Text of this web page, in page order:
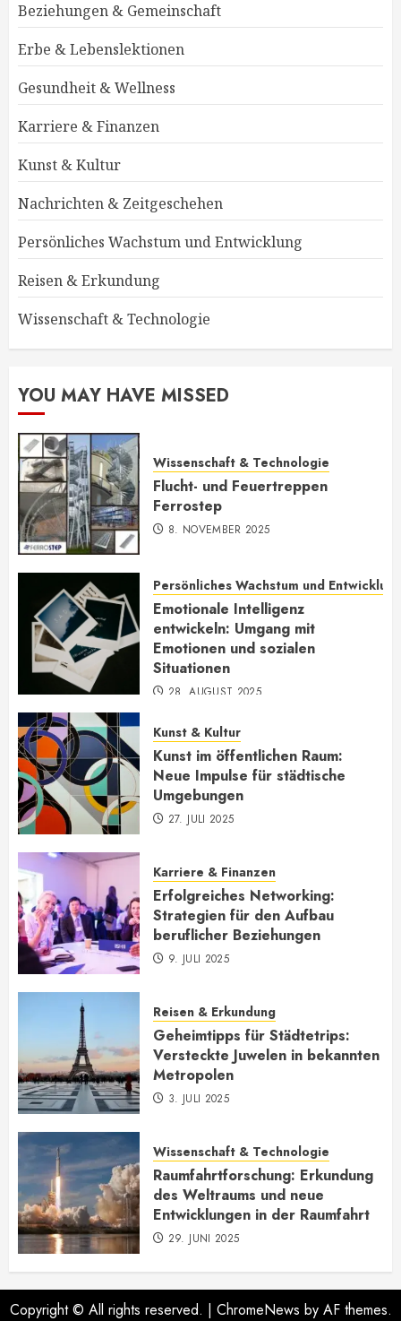
Beziehungen & Gemeinschaft
Erbe & Lebenslektionen
Gesundheit & Wellness
Karriere & Finanzen
Kunst & Kultur
Nachrichten & Zeitgeschehen
Persönliches Wachstum und Entwicklung
Reisen & Erkundung
Wissenschaft & Technologie
YOU MAY HAVE MISSED
Wissenschaft & Technologie
Flucht- und Feuertreppen
Ferrostep
8. NOVEMBER 2025
Persönliches Wachstum und Entwicklung
Emotionale Intelligenz
entwickeln: Umgang mit
Emotionen und sozialen
Situationen
28. AUGUST 2025
Kunst & Kultur
Kunst im öffentlichen Raum:
Neue Impulse für städtische
Umgebungen
27. JULI 2025
Karriere & Finanzen
Erfolgreiches Networking:
Strategien für den Aufbau
beruflicher Beziehungen
9. JULI 2025
Reisen & Erkundung
Geheimtipps für Städtetrips:
Versteckte Juwelen in bekannten
Metropolen
3. JULI 2025
Wissenschaft & Technologie
Raumfahrtforschung: Erkundung
des Weltraums und neue
Entwicklungen in der Raumfahrt
29. JUNI 2025
Copyright © All rights reserved. | ChromeNews by AF themes.